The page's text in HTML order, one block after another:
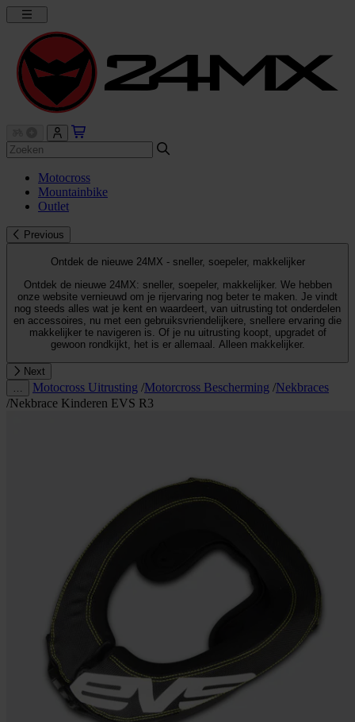
Motocross
Mountainbike
Outlet
Previous
Ontdek de nieuwe 24MX - sneller, soepeler, makkelijker
Ontdek de nieuwe 24MX: sneller, soepeler, makkelijker. We hebben
onze website vernieuwd om je rijervaring nog beter te maken. Je vindt
nog steeds alles wat je kent en waardeert, van uitrusting tot onderdelen
en accessoires, nu met een gebruiksvriendelijkere, snellere ervaring die
makkelijker te navigeren is. Of je nu uitrusting koopt, upgradet of
gewoon rondkijkt, het is er allemaal. Alleen makkelijker.
Next
Motocross Uitrusting /Motorcross Bescherming /Nekbraces
/Nekbrace Kinderen EVS R3